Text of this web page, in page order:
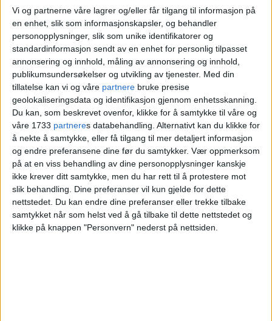
Vi og partnerne våre lagrer og/eller får tilgang til informasjon på
en enhet, slik som informasjonskapsler, og behandler
personopplysninger, slik som unike identifikatorer og
standardinformasjon sendt av en enhet for personlig tilpasset
annonsering og innhold, måling av annonsering og innhold,
publikumsundersøkelser og utvikling av tjenester. Med din
tillatelse kan vi og våre partnere bruke presise
geolokaliseringsdata og identifikasjon gjennom enhetsskanning.
Du kan, som beskrevet ovenfor, klikke for å samtykke til våre og
våre 1733 partneres databehandling. Alternativt kan du klikke for
å nekte å samtykke, eller få tilgang til mer detaljert informasjon
og endre preferansene dine før du samtykker. Vær oppmerksom
på at en viss behandling av dine personopplysninger kanskje
ikke krever ditt samtykke, men du har rett til å protestere mot
slik behandling. Dine preferanser vil kun gjelde for dette
nettstedet. Du kan endre dine preferanser eller trekke tilbake
samtykket når som helst ved å gå tilbake til dette nettstedet og
klikke på knappen "Personvern" nederst på nettsiden.
Feiret dannede Fredriksborg.
Bygdøys 100-åring med tvilsomt
rykte i ungdommen
Bygdøy kirke feiret 50 år
med kaffe og bakst på